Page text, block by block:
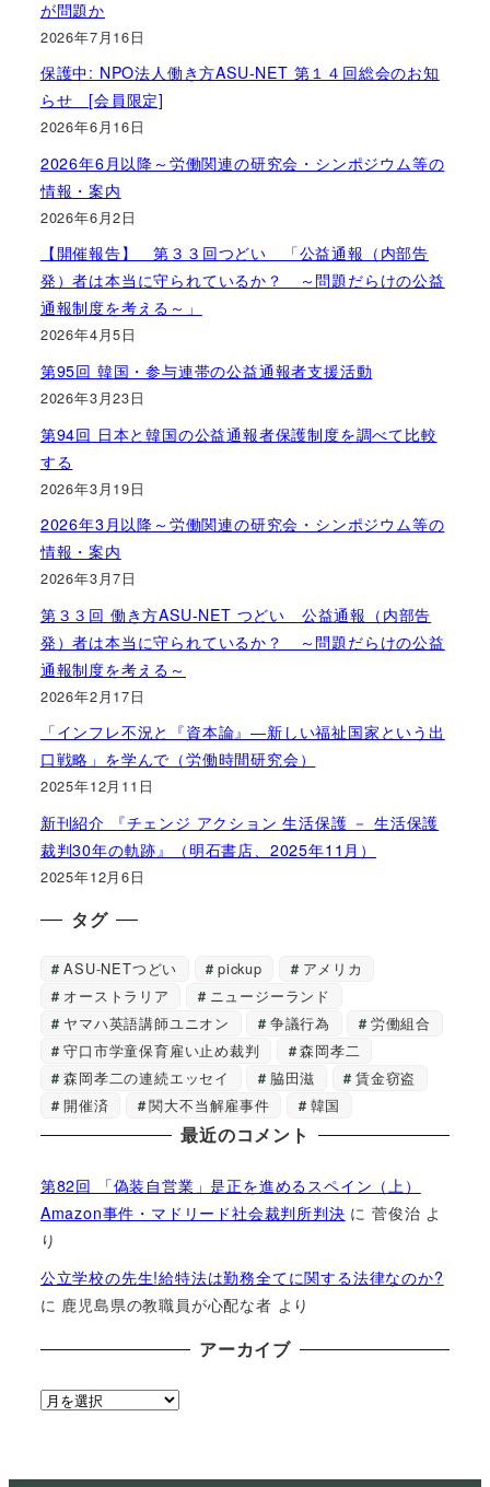
が問題か
2026年7月16日
保護中: NPO法人働き方ASU-NET 第１４回総会のお知
らせ [会員限定]
2026年6月16日
2026年6月以降～労働関連の研究会・シンポジウム等の
情報・案内
2026年6月2日
【開催報告】 第３３回つどい 「公益通報（内部告
発）者は本当に守られているか？ ～問題だらけの公益
通報制度を考える～」
2026年4月5日
第95回 韓国・参与連帯の公益通報者支援活動
2026年3月23日
第94回 日本と韓国の公益通報者保護制度を調べて比較
する
2026年3月19日
2026年3月以降～労働関連の研究会・シンポジウム等の
情報・案内
2026年3月7日
第３３回 働き方ASU-NET つどい 公益通報（内部告
発）者は本当に守られているか？ ～問題だらけの公益
通報制度を考える～
2026年2月17日
「インフレ不況と『資本論』―新しい福祉国家という出
口戦略」を学んで（労働時間研究会）
2025年12月11日
新刊紹介 『チェンジ アクション 生活保護 － 生活保護
裁判30年の軌跡』（明石書店、2025年11月）
2025年12月6日
タグ
ASU-NETつどい pickup
アメリカ
オーストラリア
ニュージーランド
ヤマハ英語講師ユニオン
争議行為
労働組合
守口市学童保育雇い止め裁判
森岡孝二
森岡孝二の連続エッセイ
脇田滋
賃金窃盗
開催済
関大不当解雇事件 韓国
最近のコメント
第82回 「偽装自営業」是正を進めるスペイン（上）
Amazon事件・マドリード社会裁判所判決 に菅俊治 よ
り
公立学校の先生!給特法は勤務全てに関する法律なのか?
に 鹿児島県の教職員が心配な者 より
アーカイブ
ア
イ